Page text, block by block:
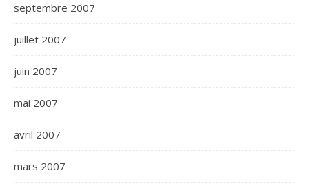
septembre 2007
juillet 2007
juin 2007
mai 2007
avril 2007
mars 2007